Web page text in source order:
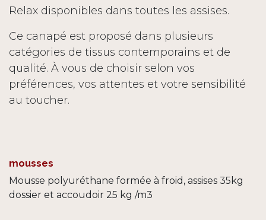
Relax disponibles dans toutes les assises.
Ce canapé est proposé dans plusieurs
catégories de tissus contemporains et de
qualité. À vous de choisir selon vos
préférences, vos attentes et votre sensibilité
au toucher.
mousses
Mousse polyuréthane formée à froid, assises 35kg
dossier et accoudoir 25 kg /m3